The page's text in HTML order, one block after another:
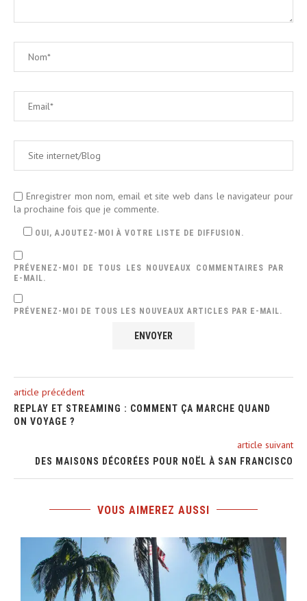
Enregistrer mon nom, email et site web dans le navigateur pour
la prochaine fois que je commente.
OUI, AJOUTEZ-MOI À VOTRE LISTE DE DIFFUSION.
PRÉVENEZ-MOI DE TOUS LES NOUVEAUX COMMENTAIRES PAR
E-MAIL.
PRÉVENEZ-MOI DE TOUS LES NOUVEAUX ARTICLES PAR E-MAIL.
article précédent
REPLAY ET STREAMING : COMMENT ÇA MARCHE QUAND
ON VOYAGE ?
article suivant
DES MAISONS DÉCORÉES POUR NOËL À SAN FRANCISCO
VOUS AIMEREZ AUSSI